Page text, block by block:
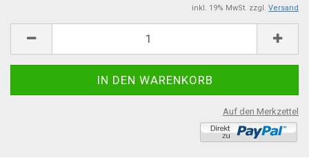
inkl. 19% MwSt. zzgl. Versand
Auf den Merkzettel